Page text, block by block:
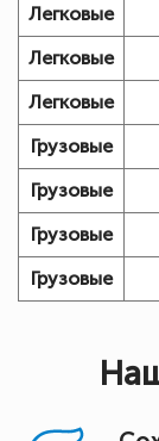
Легковые
Легковые
Легковые
Грузовые
Грузовые
Грузовые
Грузовые